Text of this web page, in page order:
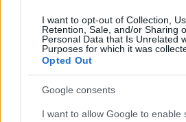
I want to opt-out of Collection,
Retention, Sale, and/or Sharing
Personal Data that Is Unrelated
Purposes for which it was
Opted Out
Google consents
I want to allow Google to enable
Adventure Time: Side Quests,
csak nagy kalandokról álmodó
voltak. Önálló epizódokat
fiatalabb változataival
Jégkirállyal), nem lesz nagyívű
Nate Cash dolgozik.